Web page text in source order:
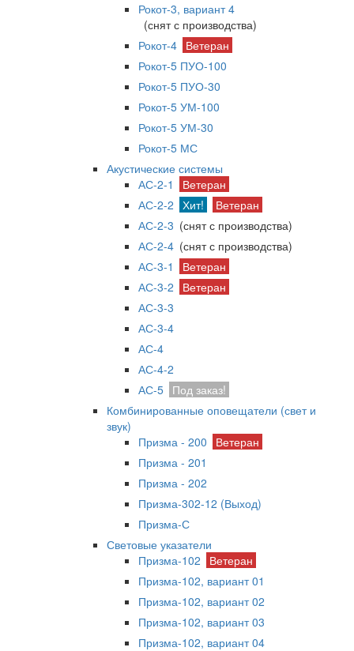
Рокот-3, вариант 4
(снят с производства)
Рокот-4 Ветеран
Рокот-5 ПУО-100
Рокот-5 ПУО-30
Рокот-5 УМ-100
Рокот-5 УМ-30
Рокот-5 МС
Акустические системы
АС-2-1
Ветеран
АС-2-2 Хит!
Ветеран
АС-2-3 (снят с производства)
АС-2-4 (снят с производства)
АС-3-1
Ветеран
АС-3-2
Ветеран
АС-3-3
АС-3-4
АС-4
АС-4-2
АС-5 Под заказ!
Комбинированные оповещатели (свет и
звук)
Призма - 200
Ветеран
Призма - 201
Призма - 202
Призма-302-12 (Выход)
Призма-С
Световые указатели
Призма-102
Ветеран
Призма-102, вариант 01
Призма-102, вариант 02
Призма-102, вариант 03
Призма-102, вариант 04